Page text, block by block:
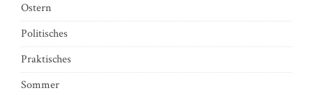
Ostern
Politisches
Praktisches
Sommer